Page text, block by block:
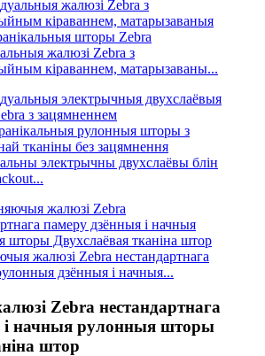
жалюзі Zebra з
кіраваннем, матарызаваны...
электрычны двухслаёвы блін
жалюзі Zebra нестандартнага
дзённыя і начныя...
Zebra нестандартнага
і начныя рулонныя шторы
штор